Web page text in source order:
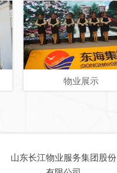
物业展示
山东长江物业服务集团股份